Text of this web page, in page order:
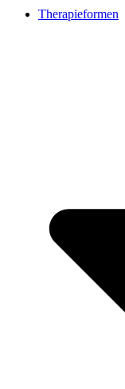
Therapieformen